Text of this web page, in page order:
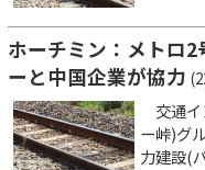
ホーチミン：メトロ
ーと中国企業が協力
交通イ
ー峠)グ
力建設(